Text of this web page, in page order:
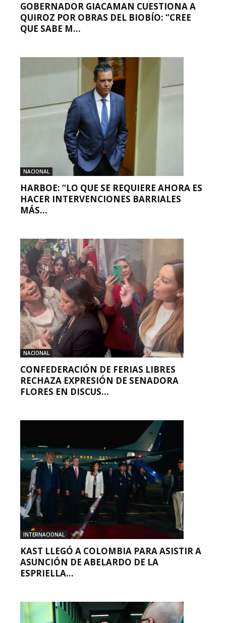
GOBERNADOR GIACAMAN CUESTIONA A
QUIROZ POR OBRAS DEL BIOBÍO: “CREE
QUE SABE M...
NACIONAL
HARBOE: “LO QUE SE REQUIERE AHORA ES
HACER INTERVENCIONES BARRIALES
MÁS...
NACIONAL
CONFEDERACIÓN DE FERIAS LIBRES
RECHAZA EXPRESIÓN DE SENADORA
FLORES EN DISCUS...
INTERNACIONAL
KAST LLEGÓ A COLOMBIA PARA ASISTIR A
ASUNCIÓN DE ABELARDO DE LA
ESPRIELLA...